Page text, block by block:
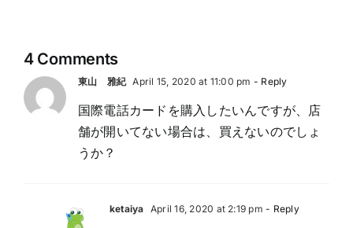
4 Comments
東山 雅紀 April 15, 2020 at 11:00 pm - Reply
国際電話カードを購入したいんですが、店
舗が開いてない場合は、買えないのでしょ
うか？
ketaiya April 16, 2020 at 2:19 pm - Reply